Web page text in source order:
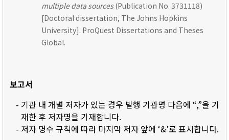
multiple data sources(Publication No. 3731118)
[Doctoral dissertation, The Johns Hopkins
University]. ProQuest Dissertations and Theses
Global.
보고서
- 기관 내 개별 저자가 있는 경우 발행 기관명 다음에 “,”을 기
재한 후 저자명을 기재합니다.
- 저자 명수 규칙에 따라 마지막 저자 앞에 ‘&’로 표시합니다.